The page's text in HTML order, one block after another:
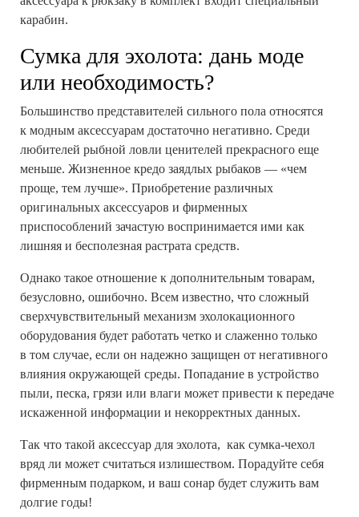
карабин.
Сумка для эхолота: дань моде
или необходимость?
Большинство представителей сильного пола относятся
к модным аксессуарам достаточно негативно. Среди
любителей рыбной ловли ценителей прекрасного еще
меньше. Жизненное кредо заядлых рыбаков — «чем
проще, тем лучше». Приобретение различных
оригинальных аксессуаров и фирменных
приспособлений зачастую воспринимается ими как
лишняя и бесполезная растрата средств.
Однако такое отношение к дополнительным товарам,
безусловно, ошибочно. Всем известно, что сложный
сверхчувствительный механизм эхолокационного
оборудования будет работать четко и слаженно только
в том случае, если он надежно защищен от негативного
влияния окружающей среды. Попадание в устройство
пыли, песка, грязи или влаги может привести к передаче
искаженной информации и некорректных данных.
Так что такой аксессуар для эхолота, как сумка-чехол
вряд ли может считаться излишеством. Порадуйте себя
фирменным подарком, и ваш сонар будет служить вам
долгие годы!